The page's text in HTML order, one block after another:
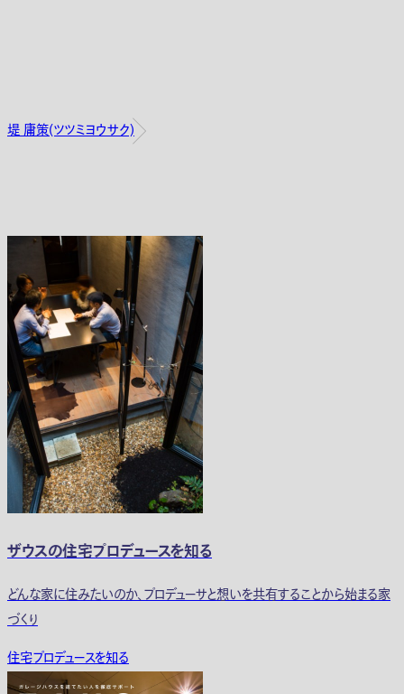
堤 庸策(ツツミヨウサク)
ザウスの住宅プロデュースを知る
どんな家に住みたいのか、プロデューサと想いを共有することから始まる家
づくり
住宅プロデュースを知る